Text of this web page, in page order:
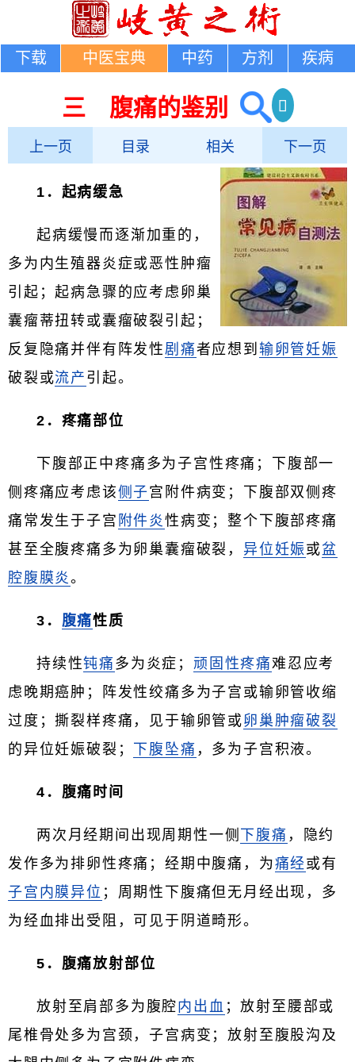
下载 中医宝典 中药 方剂 疾病
三 腹痛的鉴别
上一页 目录 相关 下一页
1．起病缓急
起病缓慢而逐渐加重的，
多为内生殖器炎症或恶性肿瘤
引起；起病急骤的应考虑卵巢
囊瘤蒂扭转或囊瘤破裂引起；
反复隐痛并伴有阵发性剧痛者应想到 输卵管妊娠
破裂或流产 引起。
2．疼痛部位
下腹部正中疼痛多为子宫性疼痛；下腹部一
侧疼痛应考虑该侧子宫附件病变；下腹部双侧疼
痛常发生于子宫 附件炎性病变；整个下腹部疼痛
甚至全腹疼痛多为卵巢囊瘤破裂， 异位妊娠或盆
腔腹膜炎。
3． 腹痛性质
持续性钝痛 多为炎症； 顽固性疼痛难忍应考
虑晚期癌肿；阵发性绞痛多为子宫或输卵管收缩
过度；撕裂样疼痛，见于输卵管或卵巢肿瘤破裂
的异位妊娠破裂；
下腹坠痛 ，多为子宫积液。
4．腹痛时间
两次月经期间出现周期性一侧 下腹痛 ，隐约
发作多为排卵性疼痛；经期中腹痛，为痛经或有
子宫内膜异位 ；周期性下腹痛但无月经出现，多
为经血排出受阻，可见于阴道畸形。
5．腹痛放射部位
放射至肩部多为腹腔内出血 ；放射至腰部或
尾椎骨处多为宫颈，子宫病变；放射至腹股沟及